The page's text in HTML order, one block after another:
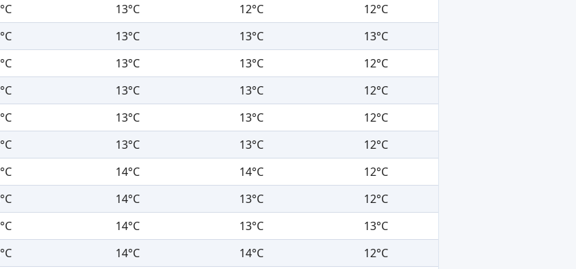
13°C 12°C
12°C
13°C 13°C
13°C
13°C 13°C
12°C
13°C 13°C
12°C
13°C 13°C
12°C
13°C 13°C
12°C
14°C 14°C
12°C
14°C 13°C
12°C
14°C 13°C
13°C
14°C 14°C
12°C